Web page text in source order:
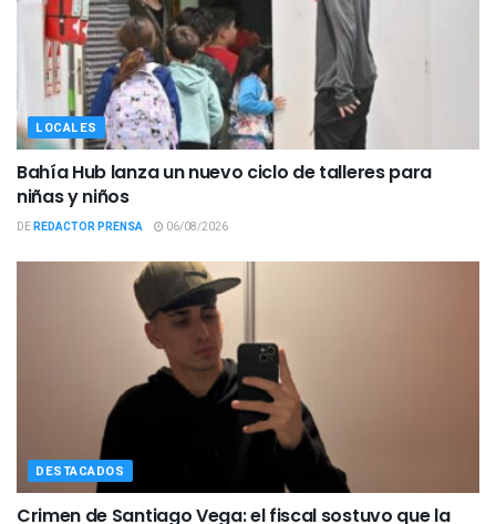
LOCALES
Bahía Hub lanza un nuevo ciclo de talleres para
niñas y niños
DEREDACTOR PRENSA 06/08/2026
DESTACADOS
Crimen de Santiago Vega: el fiscal sostuvo que la